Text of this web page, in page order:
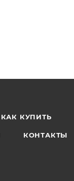
КАК КУПИТЬ
КОНТАКТЫ